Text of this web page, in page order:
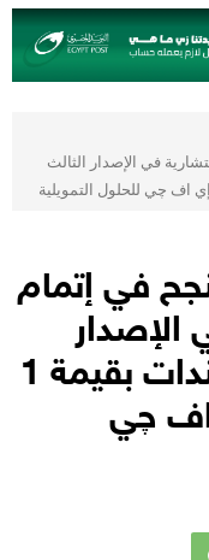
في الإصدار الثالث
في إتمام
الإصدار
الثالث من البرنامج لسندات بقيمة 1
اف چي